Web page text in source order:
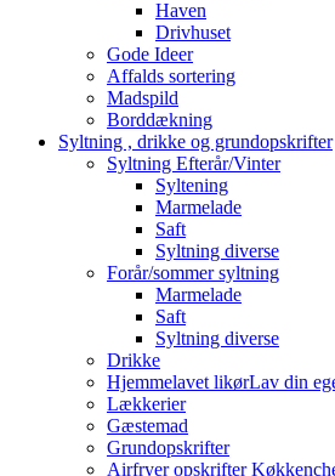
Haven
Drivhuset
Gode Ideer
Affalds sortering
Madspild
Borddækning
Syltning , drikke og grundopskrifter
Syltning Efterår/Vinter
Syltening
Marmelade
Saft
Syltning diverse
Forår/sommer syltning
Marmelade
Saft
Syltning diverse
Drikke
Hjemmelavet likørLav din
Lækkerier
Gæstemad
Grundopskrifter
Airfryer opskrifter